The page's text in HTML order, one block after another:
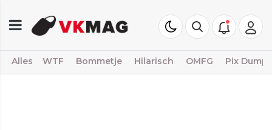
Alles WTF Bommetje Hilarisch OMFG Pix Dump